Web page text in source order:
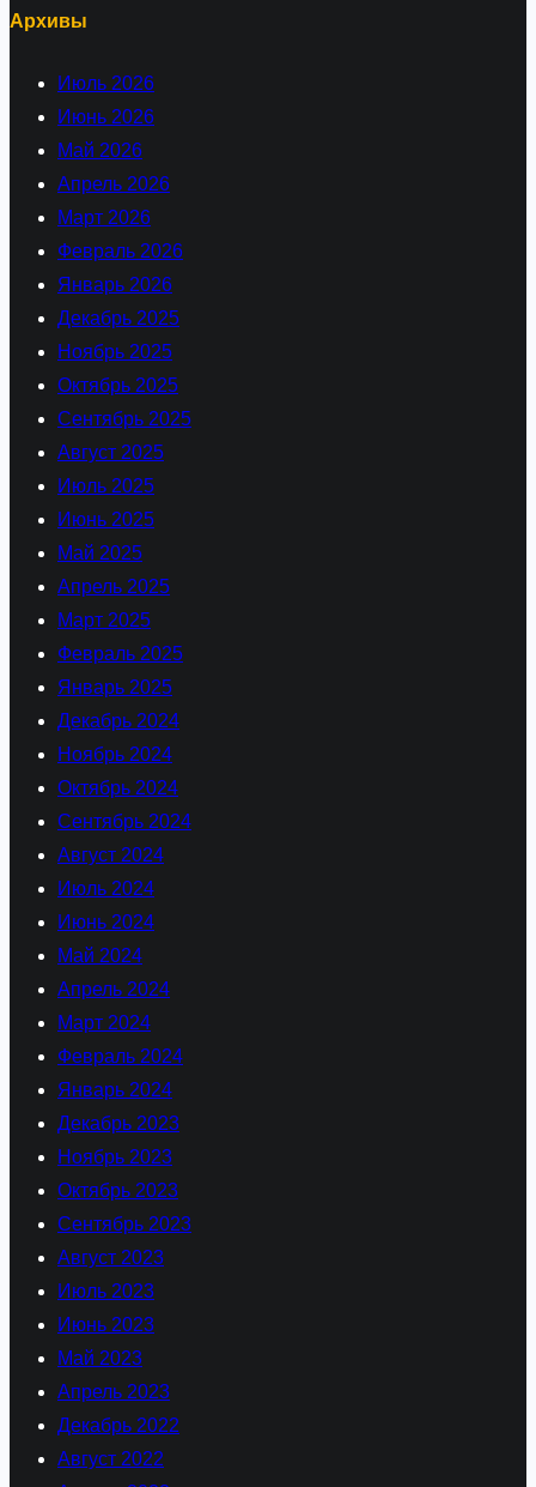
Архивы
Июль 2026
Июнь 2026
Май 2026
Апрель 2026
Март 2026
Февраль 2026
Январь 2026
Декабрь 2025
Ноябрь 2025
Октябрь 2025
Сентябрь 2025
Август 2025
Июль 2025
Июнь 2025
Май 2025
Апрель 2025
Март 2025
Февраль 2025
Январь 2025
Декабрь 2024
Ноябрь 2024
Октябрь 2024
Сентябрь 2024
Август 2024
Июль 2024
Июнь 2024
Май 2024
Апрель 2024
Март 2024
Февраль 2024
Январь 2024
Декабрь 2023
Ноябрь 2023
Октябрь 2023
Сентябрь 2023
Август 2023
Июль 2023
Июнь 2023
Май 2023
Апрель 2023
Декабрь 2022
Август 2022